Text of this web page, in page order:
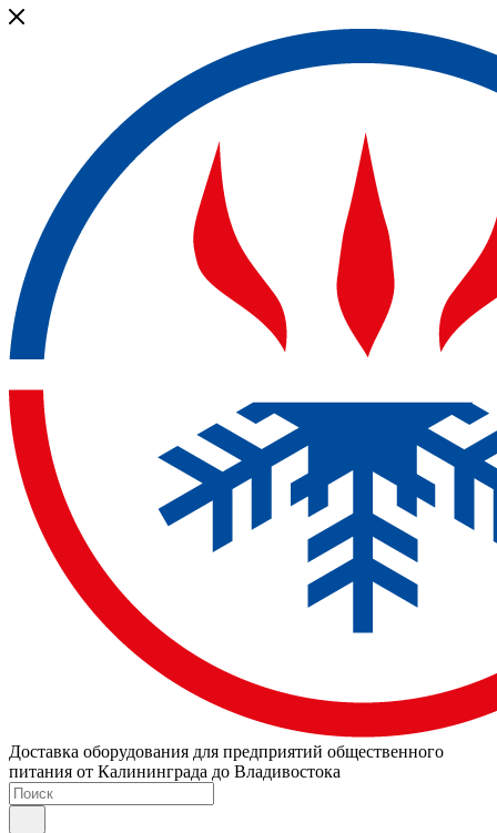
Доставка оборудования для предприятий общественного
питания от Калининграда до Владивостока